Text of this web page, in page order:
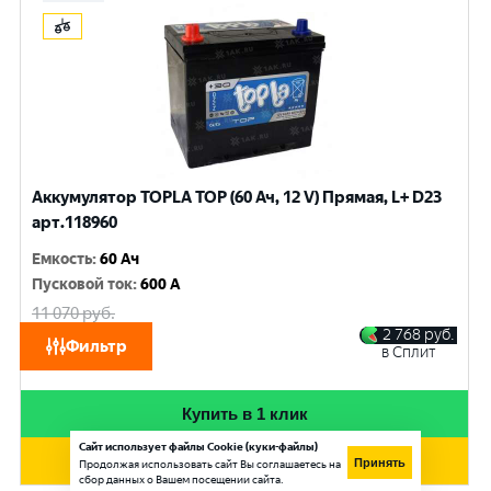
Фильтр
Аккумулятор TOPLA TOP (60 Ач, 12 V) Прямая, L+ D23
арт.118960
Емкость:60 Ач
Пусковой ток:600 A
11 070руб.
10 530руб. 2 768 руб.
в Сплит
Купить в 1 клик
Добавить в корзину
Сайт использует файлы Cookie (куки-файлы)
Продолжая использовать сайт Вы соглашаетесь на
сбор данных о Вашем посещении сайта.
Принять